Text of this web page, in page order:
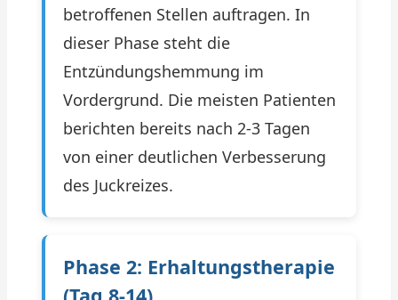
betroffenen Stellen auftragen. In
dieser Phase steht die
Entzündungshemmung im
Vordergrund. Die meisten Patienten
berichten bereits nach 2-3 Tagen
von einer deutlichen Verbesserung
des Juckreizes.
Phase 2: Erhaltungstherapie